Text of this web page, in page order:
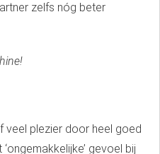
zelfs nóg beter
veel plezier door heel goed
gevoel bij